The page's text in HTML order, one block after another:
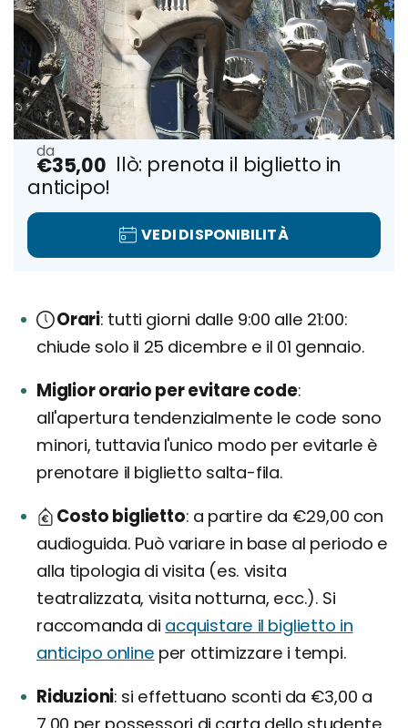
Casa Batllò: prenota il biglietto in
anticipo!
€35,00
VEDI DISPONIBILITÀ
Orari tutti giorni dalle 9:00 alle 21:00:
chiude solo il 25 dicembre e il 01 gennaio.
Miglior orario per evitare code
all'apertura tendenzialmente le code sono
minori, tuttavia l'unico modo per evitarle è
prenotare il biglietto salta-fila.
Costo biglietto a partire da €29,00 con
audioguida. Può variare in base al periodo e
alla tipologia di visita (es. visita
teatralizzata, visita notturna, ecc.). Si
raccomanda di acquistare il biglietto in
anticipo online per ottimizzare i tempi.
Riduzioni si effettuano sconti da €3,00 a